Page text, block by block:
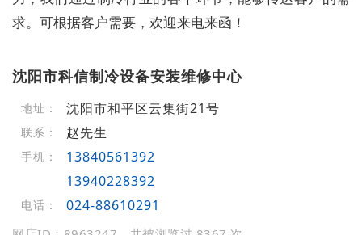
求。可根据客户需要，欢迎来电来函！
沈阳市科信制冷设备安装维修中心
地址： 沈阳市和平区云集街21号
联系： 赵先生
手机：
13840561392
13940228392
电话： 024-88610291